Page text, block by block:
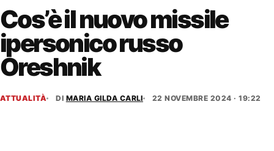
Cos’è il nuovo missile
ipersonico russo
Oreshnik
ATTUALITÀ DI MARIA GILDA CARLI 22 NOVEMBRE 2024 · 19:22